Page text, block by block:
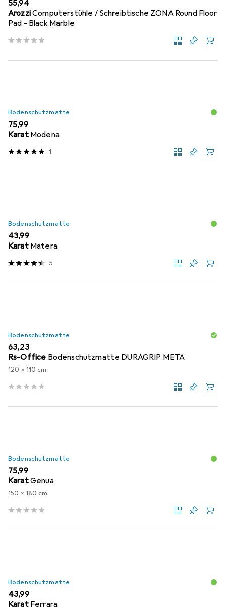
EUR
55,94
ArozziComputerstühle / Schreibtische ZONA Round Floor
Pad - Black Marble
Bodenschutzmatte
EUR
75,99
Karat Modena
1
Bodenschutzmatte
EUR
43,99
Karat Matera
5
Bodenschutzmatte
EUR
63,23
Rs-Office Bodenschutzmatte DURAGRIP META
120 x 110 cm
Bodenschutzmatte
EUR
75,99
KaratGenua
150 x 180 cm
Bodenschutzmatte
EUR
43,99
Karat Ferrara